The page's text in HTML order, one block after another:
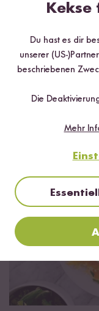
90 min
Veganer
aus dem
Kekse
Du hast es dir
unserer (US-
beschriebenen
Die
Mehr